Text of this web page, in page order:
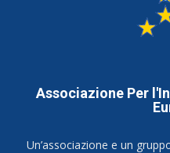
Associazione Per
Un’associazione e un